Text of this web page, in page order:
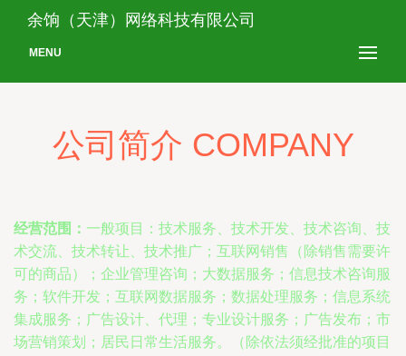
余饷（天津）网络科技有限公司
MENU
公司简介 COMPANY
经营范围： 一般项目：技术服务、技术开发、技术咨询、技
术交流、技术转让、技术推广；互联网销售（除销售需要许
可的商品）；企业管理咨询；大数据服务；信息技术咨询服
务；软件开发；互联网数据服务；数据处理服务；信息系统
集成服务；广告设计、代理；专业设计服务；广告发布；市
场营销策划；居民日常生活服务。（除依法须经批准的项目